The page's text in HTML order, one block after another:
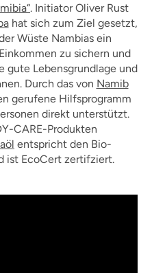
. Initiator Oliver Rust
hat sich zum Ziel gesetzt,
Wüste Nambias ein
zu sichern und
gute Lebensgrundlage und
Durch das von Namib
gerufene Hilfsprogramm
direkt unterstützt.
CARE-Produkten
entspricht den Bio-
ist EcoCert zertifziert.